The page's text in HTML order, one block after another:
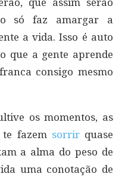
só faz amargar a
a vida. Isso é auto
que a gente aprende
consigo mesmo
os momentos, as
fazem sorrirquase
a alma do peso de
uma conotação de